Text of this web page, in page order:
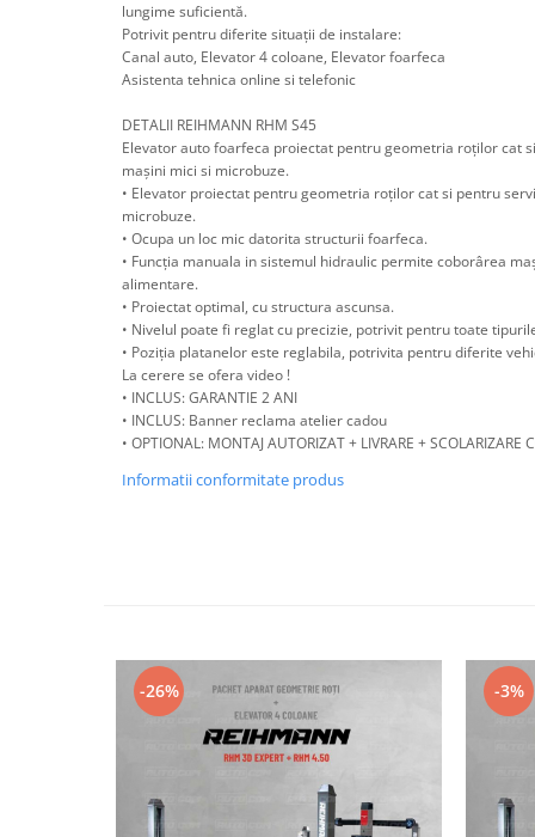
Scule supape
Scule suspensie
Scule transmisie
Set burghie si freze
Set prelungitoare
Set surubelnite
Testare cuplu dinamometric de
Trusa / Set tarozi si filiere
Trusa imbus hex,torx,ribe,M-uri
Tubulare speciale
lungime suficientă.
Potrivit pentru diferite situații de instalare:
Canal auto, Elevator 4 coloane, Elevator foarfeca
Asistenta tehnica online si telefonic
DETALII REIHMANN RHM S45
Elevator auto foarfeca proiectat pentru geometria roților cat
mașini mici si microbuze.
• Elevator proiectat pentru geometria roților cat si pentru
microbuze.
• Ocupa un loc mic datorita structurii foarfeca.
• Funcția manuala in sistemul hidraulic permite coborârea
alimentare.
• Proiectat optimal, cu structura ascunsa.
• Nivelul poate fi reglat cu precizie, potrivit pentru toate
• Poziția platanelor este reglabila, potrivita pentru diferite
La cerere se ofera video !
• INCLUS: GARANTIE 2 ANI
• INCLUS: Banner reclama atelier cadou
• OPTIONAL: MONTAJ AUTORIZAT + LIVRARE + SCOLARIZARE
Informatii conformitate produs
-26% -3%